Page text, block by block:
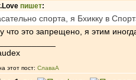
пишет:
спорта, я Бхикку в
что это запрещено, я этим
этот пост: СлаваА